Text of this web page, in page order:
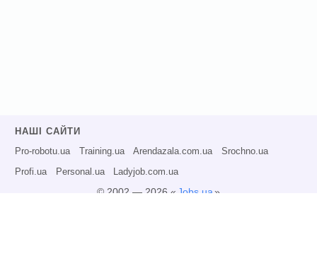
НАШІ САЙТИ
Pro-robotu.ua Training.ua Arendazala.com.ua Srochno.ua
Profi.ua Personal.ua Ladyjob.com.ua
© 2002 — 2026 « Jobs.ua»